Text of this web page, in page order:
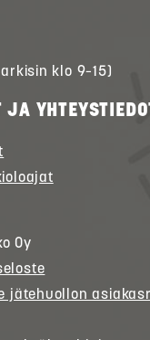
klo 9–15)
Oy
jätehuollon